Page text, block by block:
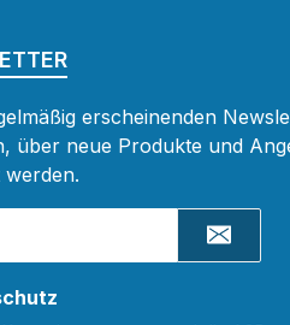
erscheinenden
über neue Produkte und